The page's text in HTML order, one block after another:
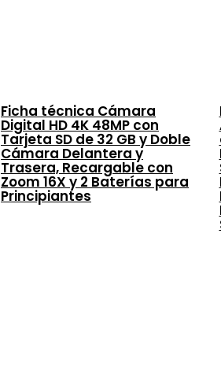
Ficha técnica Cámara
Digital HD 4K 48MP con
Tarjeta SD de 32 GB y Doble
Cámara Delantera y
Trasera, Recargable con
Zoom 16X y 2 Baterías para
Principiantes